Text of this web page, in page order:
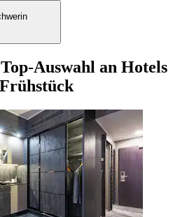
Auswahl an Hotels